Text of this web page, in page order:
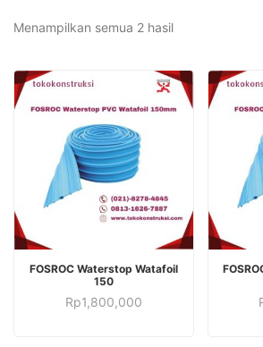
Menampilkan semua 2 hasilDiurutkan
yang
terbaru
TAMBAH KE KERANJANG
FOSROC Waterstop Watafoil
150
Rp1,800,000